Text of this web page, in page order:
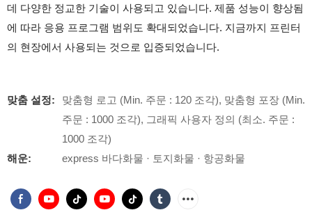
데 다양한 정교한 기술이 사용되고 있습니다. 제품 성능이 향상됨
에 따라 응용 프로그램 범위도 확대되었습니다. 지금까지 프린터
의 현장에서 사용되는 것으로 입증되었습니다.
맞춤 설정:
맞춤형 로고 (Min. 주문 : 120 조각), 맞춤형 포장 (Min.
주문 : 1000 조각), 그래픽 사용자 정의 (최소. 주문 :
1000 조각)
해운:
express 바다화물 · 토지화물 · 항공화물